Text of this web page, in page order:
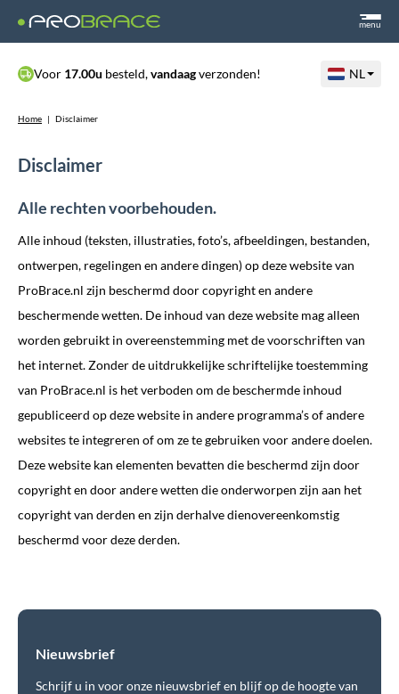
menu
Voor 17.00u besteld,vandaagverzonden! NL
Home | Disclaimer
Disclaimer
Alle rechten voorbehouden.
Alle inhoud (teksten, illustraties, foto’s, afbeeldingen, bestanden,
ontwerpen, regelingen en andere dingen) op deze website van
ProBrace.nl zijn beschermd door copyright en andere
beschermende wetten. De inhoud van deze website mag alleen
worden gebruikt in overeenstemming met de voorschriften van
het internet. Zonder de uitdrukkelijke schriftelijke toestemming
van ProBrace.nl is het verboden om de beschermde inhoud
gepubliceerd op deze website in andere programma’s of andere
websites te integreren of om ze te gebruiken voor andere doelen.
Deze website kan elementen bevatten die beschermd zijn door
copyright en door andere wetten die onderworpen zijn aan het
copyright van derden en zijn derhalve dienovereenkomstig
beschermd voor deze derden.
Nieuwsbrief
Schrijf u in voor onze nieuwsbrief en blijf op de hoogte van